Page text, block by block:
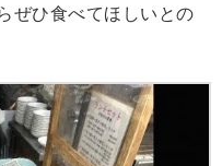
ぜひ食べてほしいとの